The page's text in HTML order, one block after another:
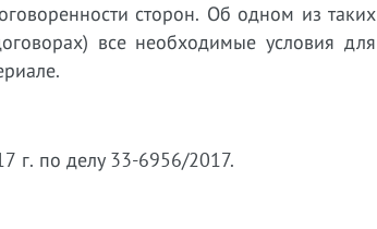
сторон. Об одном из таких
все необходимые условия для
г. по делу 33-6956/2017.